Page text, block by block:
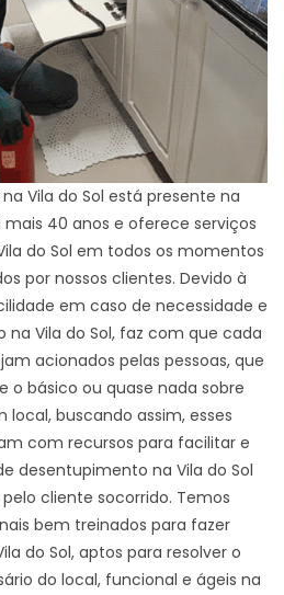
Vila do Sol está presente na
mais 40 anos e oferece serviços
do Sol em todos os momentos
por nossos clientes. Devido à
em caso de necessidade e
Vila do Sol, faz com que cada
acionados pelas pessoas, que
o básico ou quase nada sobre
buscando assim, esses
com recursos para facilitar e
desentupimento na Vila do Sol
cliente socorrido. Temos
bem treinados para fazer
do Sol, aptos para resolver o
do local, funcional e ágeis na